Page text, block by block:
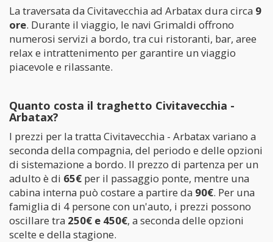
La traversata da Civitavecchia ad Arbatax dura circa 9
ore. Durante il viaggio, le navi Grimaldi offrono
numerosi servizi a bordo, tra cui ristoranti, bar, aree
relax e intrattenimento per garantire un viaggio
piacevole e rilassante.
Quanto costa il traghetto Civitavecchia -
Arbatax?
I prezzi per la tratta Civitavecchia - Arbatax variano a
seconda della compagnia, del periodo e delle opzioni
di sistemazione a bordo. Il prezzo di partenza per un
adulto è di 65€ per il passaggio ponte, mentre una
cabina interna può costare a partire da 90€. Per una
famiglia di 4 persone con un'auto, i prezzi possono
oscillare tra 250€ e 450€, a seconda delle opzioni
scelte e della stagione.